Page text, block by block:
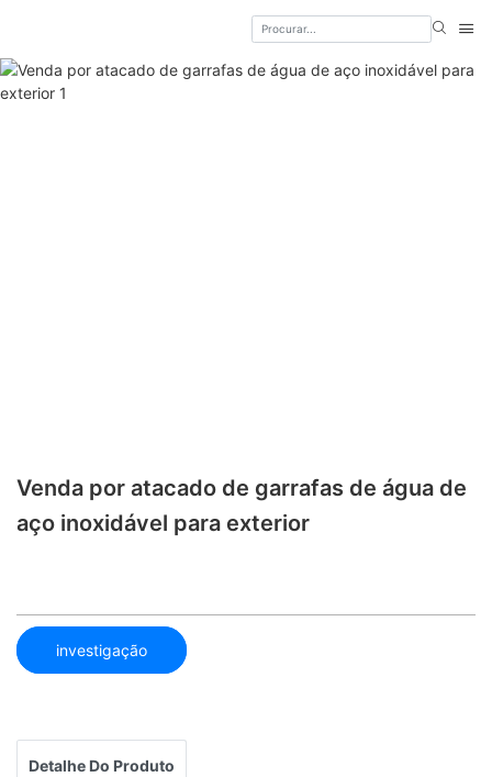
Venda por atacado de garrafas de água de
aço inoxidável para exterior
investigação
Detalhe Do Produto